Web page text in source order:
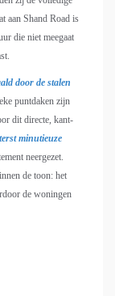
aan Shand Road is
die niet meegaat
door de stalen
puntdaken zijn
dit directe, kant-
minutieuze
neergezet.
de toon: het
de woningen